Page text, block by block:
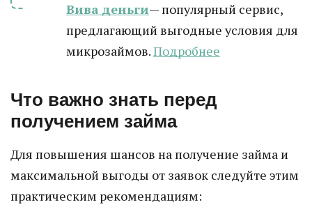
Вива деньги— популярный сервис,
предлагающий выгодные условия для
микрозаймов.Подробнее
Что важно знать перед
получением займа
Для повышения шансов на получение займа и
максимальной выгоды от заявок следуйте этим
практическим рекомендациям: